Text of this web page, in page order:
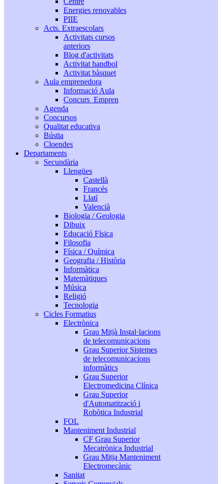
Energies renovables
PIIE
Acts. Extraescolars
Activitats cursos
anteriors
Blog d'activitats
Activitat handbol
Activitat bàsquet
Aula emprenedora
Informació Aula
Concurs_Empren
Agenda
Concursos
Qualitat educativa
Bústia
Cloendes
Departaments
Secundària
Llengües
Castellà
Francés
Llatí
Valencià
Biologia / Geologia
Dibuix
Educació Física
Filosofia
Física / Química
Geografia / Història
Informàtica
Matemàtiques
Música
Religió
Tecnologia
Cicles Formatius
Electrònica
Grau Mitjà Instal·lacions
de telecomunicacions
Grau Superior Sistemes
de telecomunicacions
informàtics
Grau Superior
Electromedicina Clínica
Grau Superior
d'Automatització i
Robòtica Industrial
FOL
Manteniment Industrial
CF Grau Superior
Mecatrònica Industrial
Grau Mitja Manteniment
Electromecànic
Sanitat